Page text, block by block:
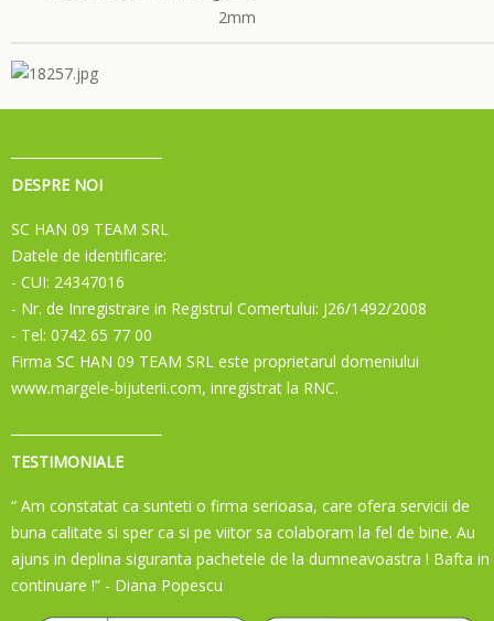
DESPRE NOI
SC HAN 09 TEAM SRL
Datele de identificare:
- CUI: 24347016
- Nr. de Inregistrare in Registrul Comertului: J26/1492/2008
- Tel: 0742 65 77 00
Firma SC HAN 09 TEAM SRL este proprietarul domeniului
www.margele-bijuterii.com, inregistrat la RNC.
TESTIMONIALE
“ Am constatat ca sunteti o firma serioasa, care ofera servicii de
buna calitate si sper ca si pe viitor sa colaboram la fel de bine. Au
ajuns in deplina siguranta pachetele de la dumneavoastra ! Bafta in
continuare !” - Diana Popescu